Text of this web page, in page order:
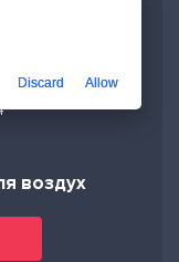
с,
2026,
воздух
Discard Allow